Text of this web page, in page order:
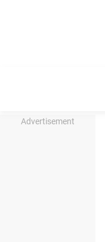
Advertisement